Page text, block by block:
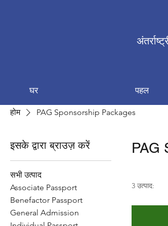
घर पहल
होम PAG Sponsorship Packages
इसके द्वारा ब्राउज़ करें
सभी उत्पाद
Associate Passport
Benefactor Passport
General Admission
PAG
3 उत्पाद: